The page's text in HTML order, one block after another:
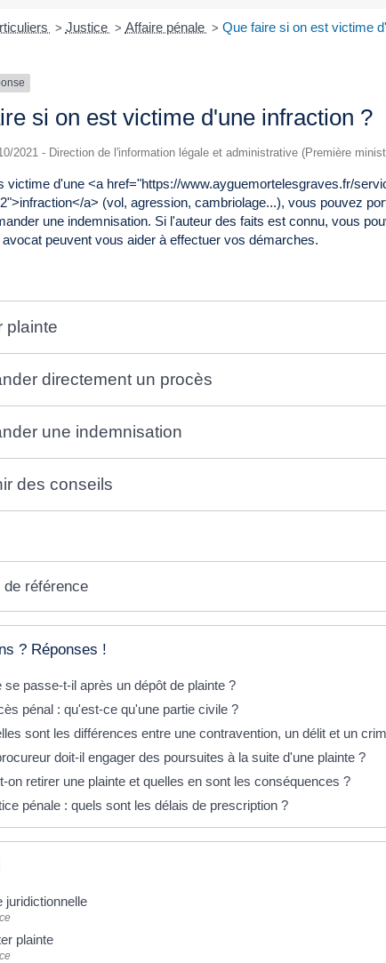
> Justice > Affaire pénale > Que faire si on est victime
si on est victime d'une infraction ?
2021 - Direction de l'information légale et administrative (Première
victime d'une <a href="https://www.ayguemortelesgraves.fr/
a> (vol, agression, cambriolage...), vous pouvez
une indemnisation. Si l'auteur des faits est connu, vous
peuvent vous aider à effectuer vos démarches.
plainte
directement un procès
une indemnisation
des conseils
de référence
? Réponses !
se passe-t-il après un dépôt de plainte ?
pénal : qu'est-ce qu'une partie civile ?
sont les différences entre une contravention, un délit et un
doit-il engager des poursuites à la suite d'une plainte ?
on retirer une plainte et quelles en sont les conséquences ?
pénale : quels sont les délais de prescription ?
juridictionnelle
plainte